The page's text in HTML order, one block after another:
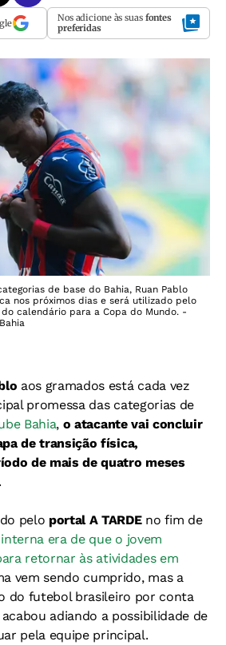
Nos adicione às suas fontes
preferidas
de base do Bahia, Ruan Pablo
nos próximos dias e será utilizado pelo
calendário para a Copa do Mundo. -
aos gramados está cada vez
promessa das categorias de
Bahia, o atacante vai concluir
de transição física,
de mais de quatro meses
.
pelo portal A TARDEno fim de
era de que o jovem
retornar às atividades em
vem sendo cumprido, mas a
do futebol brasileiro por conta
adiando a possibilidade de
pela equipe principal.